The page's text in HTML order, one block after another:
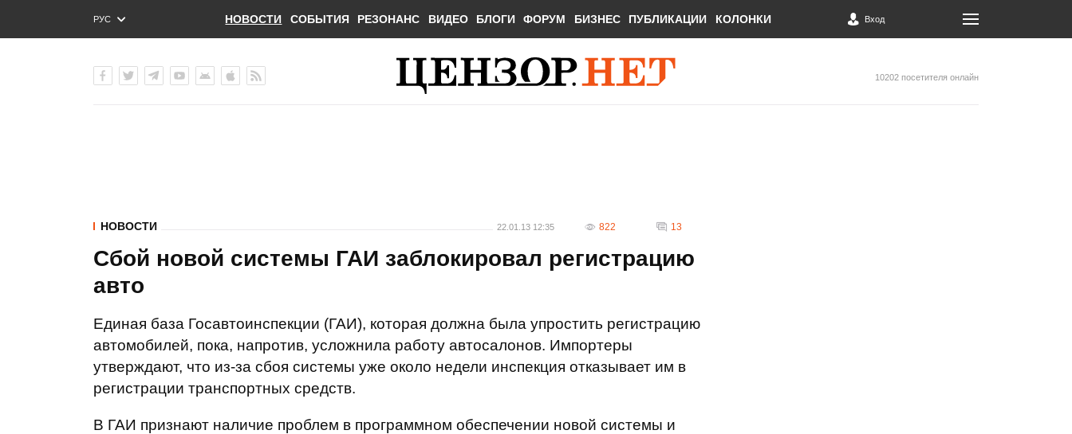
РУС
ENG
НОВОСТИ СОБЫТИЯ РЕЗОНАНС ВИДЕО БЛОГИ ФОРУМ БИЗНЕС ПУБЛИКАЦИИ КОЛОНКИ Вход
10202 посетителя онлайн
НОВОСТИ 22.01.13 12:35 822 13
Сбой новой системы ГАИ заблокировал регистрацию
авто
Единая база Госавтоинспекции (ГАИ), которая должна была упростить регистрацию
автомобилей, пока, напротив, усложнила работу автосалонов. Импортеры
утверждают, что из-за сбоя системы уже около недели инспекция отказывает им в
регистрации транспортных средств.
В ГАИ признают наличие проблем в программном обеспечении новой системы и